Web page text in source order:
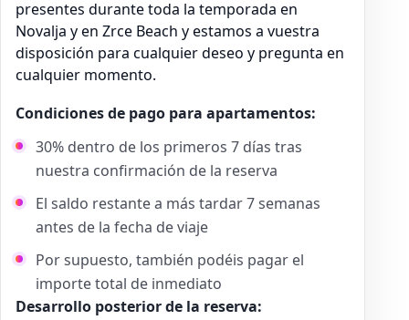
presentes durante toda la temporada en
Novalja y en Zrce Beach y estamos a vuestra
disposición para cualquier deseo y pregunta en
cualquier momento.
Condiciones de pago para apartamentos:
30% dentro de los primeros 7 días tras
nuestra confirmación de la reserva
El saldo restante a más tardar 7 semanas
antes de la fecha de viaje
Por supuesto, también podéis pagar el
importe total de inmediato
Desarrollo posterior de la reserva: